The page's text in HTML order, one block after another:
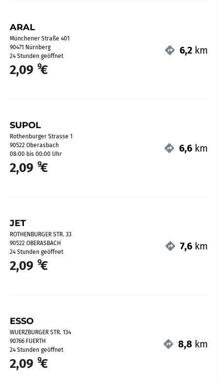
ARAL
Münchener Straße 401
90471 Nürnberg
24 Stunden geöffnet
2,09 9€
6,2 km
SUPOL
Rothenburger Strasse 1
90522 Oberasbach
08:00 bis 00:00 Uhr
2,09 9€
6,6 km
JET
ROTHENBURGER STR. 33
90522 OBERASBACH
24 Stunden geöffnet
2,09 9€
7,6 km
ESSO
WUERZBURGER STR. 134
90766 FUERTH
24 Stunden geöffnet
2,09 9€
8,8 km